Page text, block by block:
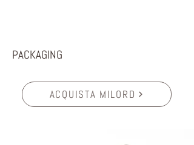
PACKAGING
ACQUISTA MILORD